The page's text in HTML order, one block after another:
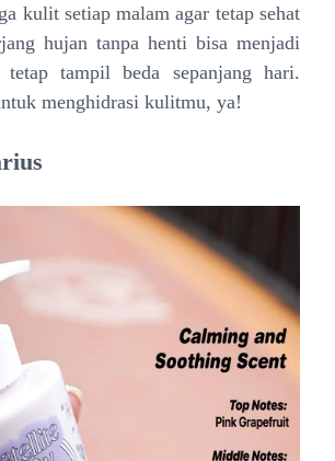
kulit setiap malam agar tetap sehat
hujan tanpa henti bisa menjadi
tetap tampil beda sepanjang hari.
menghidrasi kulitmu, ya!